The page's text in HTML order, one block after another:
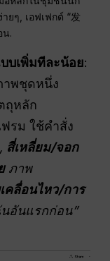
ยๆ, เอฟเฟกต์ “发
น.
บเพิ่มทีละน้อย:
าพชุดหนึ่ง
ถุหลัก
รม ใช้คำสั่ง
, สี่เหลี่ยม/จอก
ภาพ
คลื่อนไหว/การ
อันแรกก่อน”